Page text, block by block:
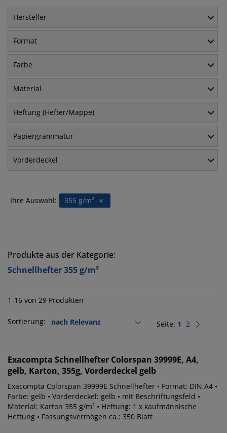
Hersteller
Format
Farbe
Material
Heftung (Hefter/Mappe)
Papiergrammatur
Vorderdeckel
Ihre Auswahl: x
355 g/m²
Produkte aus der Kategorie:
Schnellhefter 355 g/m²
1-16 von 29 Produkten
Sortierung: Seite: 1 2
Exacompta Schnellhefter Colorspan 39999E, A4,
gelb, Karton, 355g, Vorderdeckel gelb
Exacompta Colorspan 39999E Schnellhefter • Format: DIN A4 •
Farbe: gelb • Vorderdeckel: gelb • mit Beschriftungsfeld •
Material: Karton 355 g/m² • Heftung: 1 x kaufmännische
Heftung • Fassungsvermögen ca.: 350 Blatt